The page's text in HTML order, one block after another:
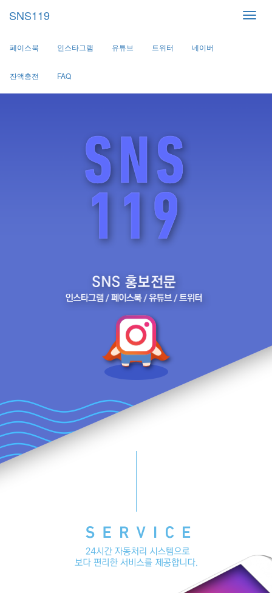
SNS119
페이스북 인스타그램 유튜브 트위터 네이버
잔액충전 FAQ